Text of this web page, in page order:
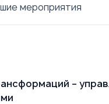
мероприятия
–